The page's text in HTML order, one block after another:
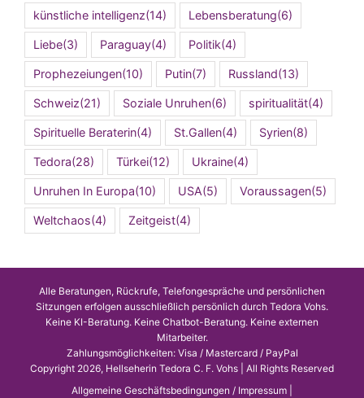
künstliche intelligenz(14) Lebensberatung(6)
Liebe(3) Paraguay(4) Politik(4)
Prophezeiungen(10) Putin(7) Russland(13)
Schweiz(21) Soziale Unruhen(6) spiritualität(4)
Spirituelle Beraterin(4) St.Gallen(4) Syrien(8)
Tedora(28) Türkei(12) Ukraine(4)
Unruhen In Europa(10) USA(5) Voraussagen(5)
Weltchaos(4) Zeitgeist(4)
Alle Beratungen, Rückrufe, Telefongespräche und persönlichen
Sitzungen erfolgen ausschließlich persönlich durch Tedora Vohs.
Keine KI-Beratung. Keine Chatbot-Beratung. Keine externen
Mitarbeiter.
Zahlungsmöglichkeiten: Visa / Mastercard / PayPal
Copyright 2026, Hellseherin Tedora C. F. Vohs | All Rights Reserved
Allgemeine Geschäftsbedingungen / Impressum